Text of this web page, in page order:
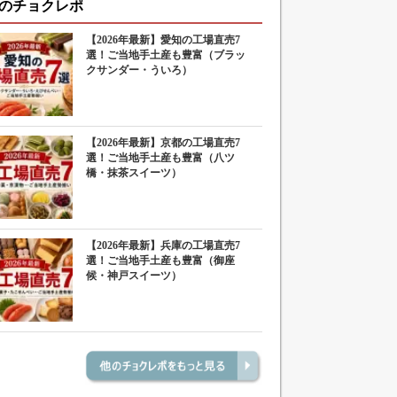
チョクレポ
【2026年最新】愛知の工場直売7
選！ご当地手土産も豊富（ブラッ
クサンダー・ういろ）
【2026年最新】京都の工場直売7
選！ご当地手土産も豊富（八ツ
橋・抹茶スイーツ）
【2026年最新】兵庫の工場直売7
選！ご当地手土産も豊富（御座
候・神戸スイーツ）